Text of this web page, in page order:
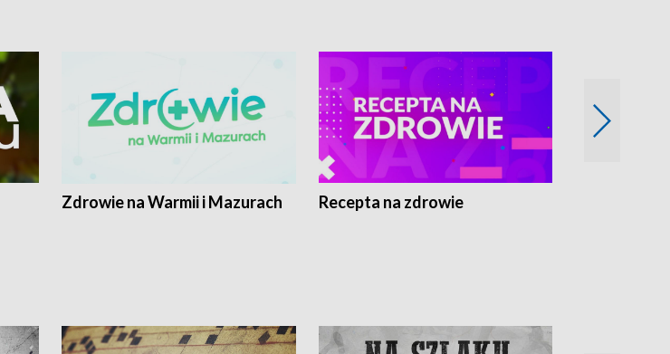
Zdrowie na Warmii i Mazurach Recepta na zdrowie